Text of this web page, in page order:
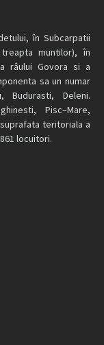
în Subcarpatii
muntilor), în
râului Govora si a
sa un numar
Budurasti, Deleni.
Pisc–Mare,
teritoriala a
locuitori.